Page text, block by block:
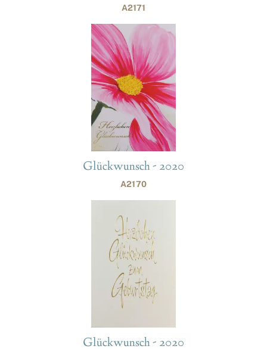
A2171
Glückwunsch - 2020
A2170
Glückwunsch - 2020